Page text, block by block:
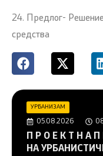
24. Предлог-
средства
УРБАНИЗАМ
05.08.2026
П Р О Е К Т Н А
НА